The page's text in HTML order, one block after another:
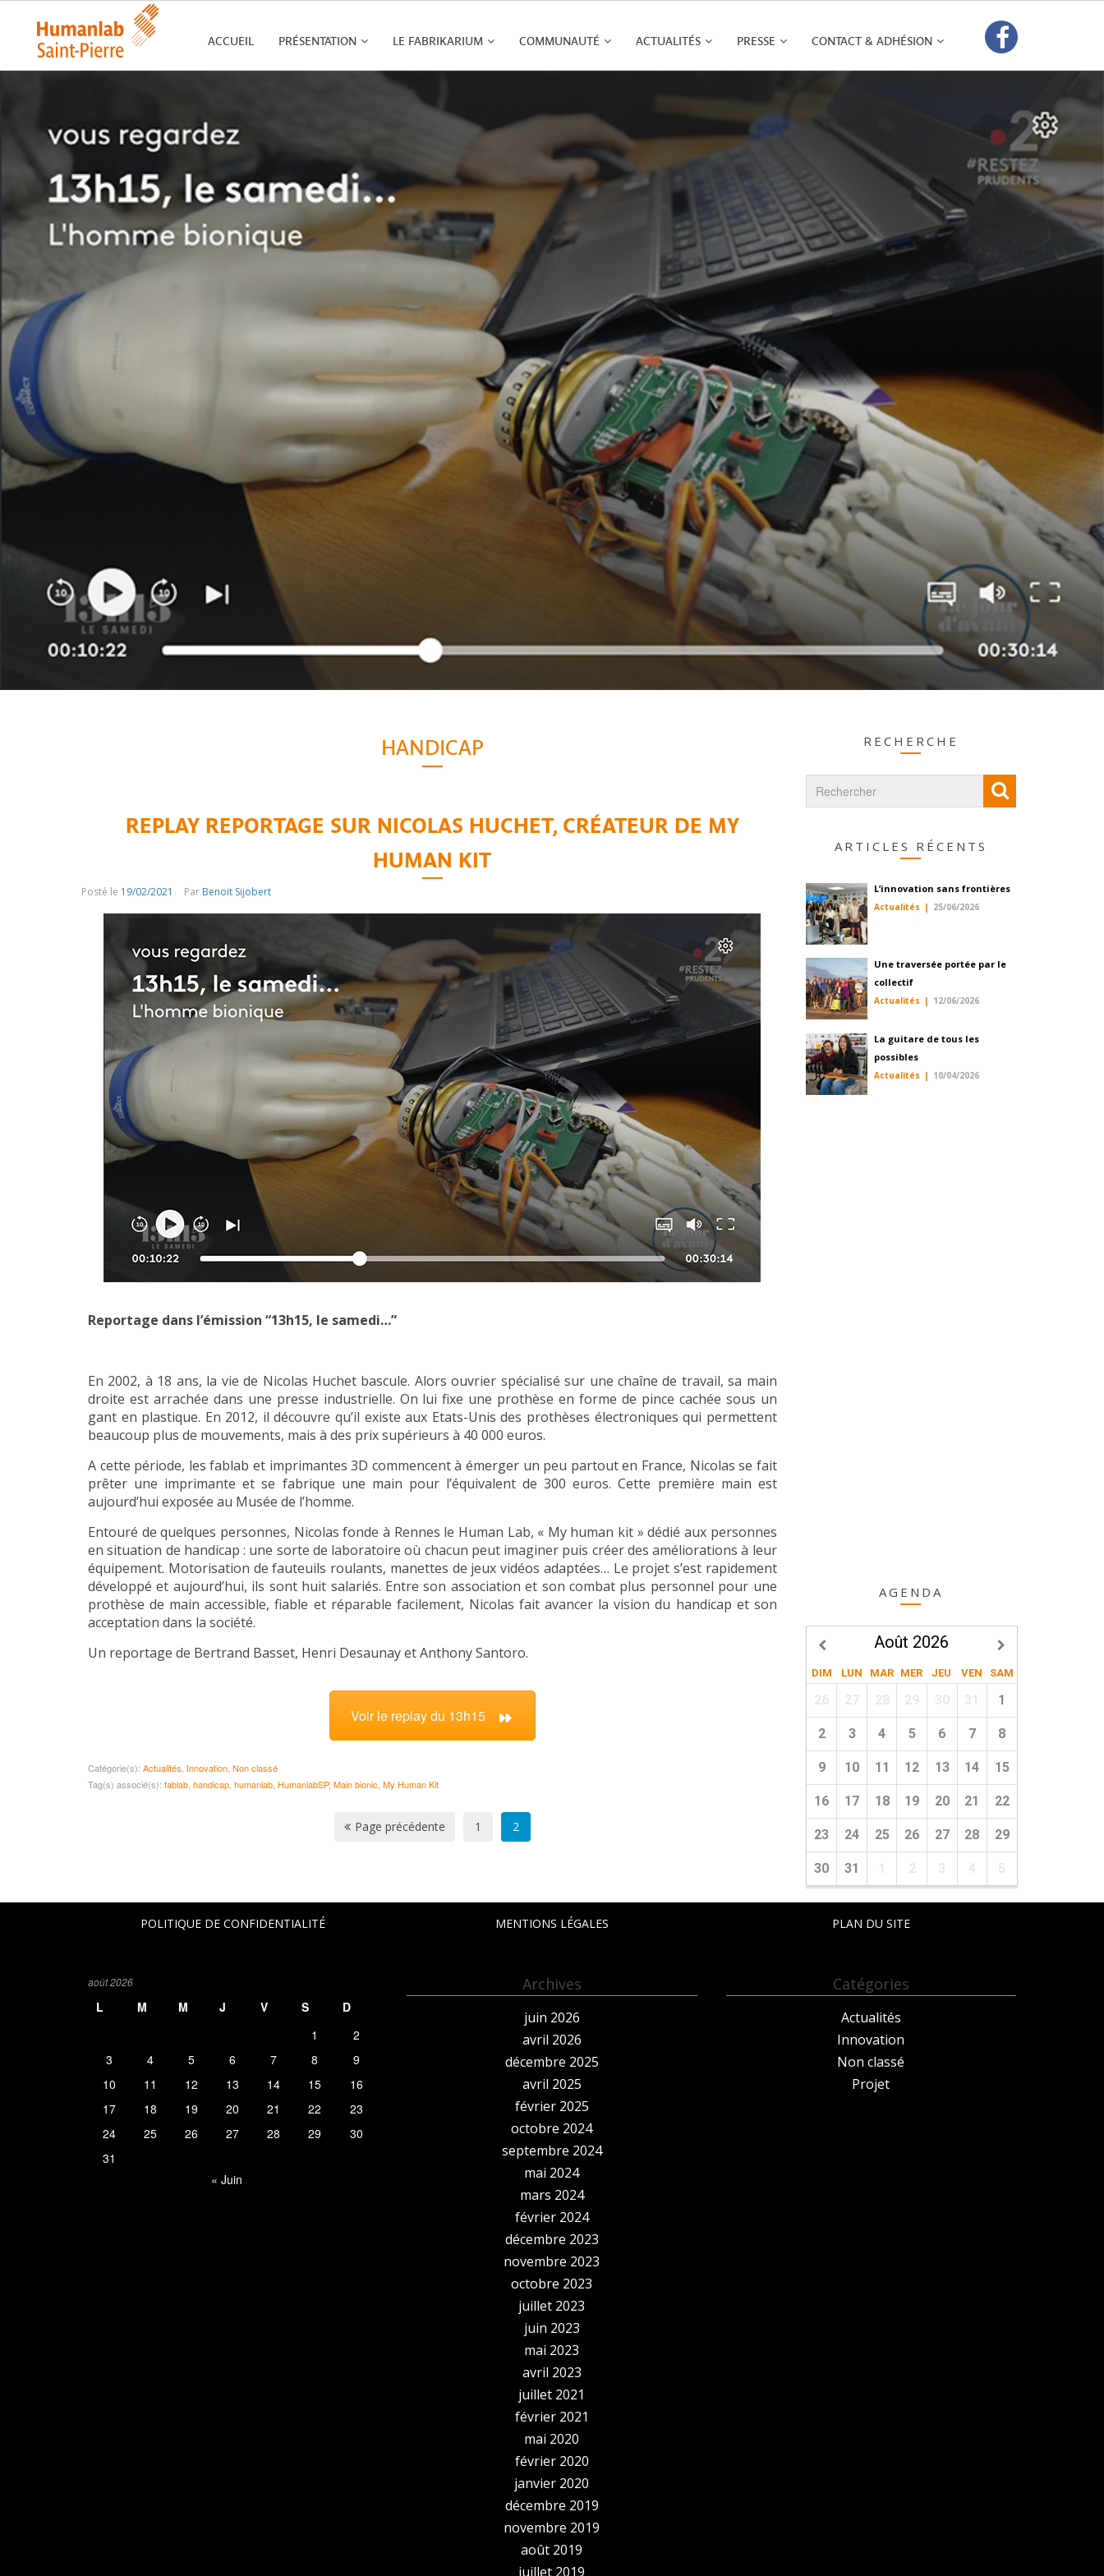
ACCUEIL PRÉSENTATION LE FABRIKARIUM COMMUNAUTÉ ACTUALITÉS PRESSE CONTACT & ADHÉSION
HANDICAP
REPLAY REPORTAGE SUR NICOLAS HUCHET, CRÉATEUR DE MY
HUMAN KIT
Posté le 19/02/2021 Par Benoit Sijobert
Reportage dans l’émission “13h15, le samedi…”
En 2002, à 18 ans, la vie de Nicolas Huchet bascule. Alors ouvrier spécialisé sur une chaîne de travail, sa main
droite est arrachée dans une presse industrielle. On lui fixe une prothèse en forme de pince cachée sous un
gant en plastique. En 2012, il découvre qu’il existe aux Etats-Unis des prothèses électroniques qui permettent
beaucoup plus de mouvements, mais à des prix supérieurs à 40 000 euros.
A cette période, les fablab et imprimantes 3D commencent à émerger un peu partout en France, Nicolas se fait
prêter une imprimante et se fabrique une main pour l’équivalent de 300 euros. Cette première main est
aujourd’hui exposée au Musée de l’homme.
Entouré de quelques personnes, Nicolas fonde à Rennes le Human Lab, « My human kit » dédié aux personnes
en situation de handicap : une sorte de laboratoire où chacun peut imaginer puis créer des améliorations à leur
équipement. Motorisation de fauteuils roulants, manettes de jeux vidéos adaptées… Le projet s’est rapidement
développé et aujourd’hui, ils sont huit salariés. Entre son association et son combat plus personnel pour une
prothèse de main accessible, fiable et réparable facilement, Nicolas fait avancer la vision du handicap et son
acceptation dans la société.
Un reportage de Bertrand Basset, Henri Desaunay et Anthony Santoro.
Voir le replay du 13h15
Catégorie(s): Actualités Innovation Non classé
Tag(s) associé(s): fablab handicap humanlab HumanlabSP, Main bionic My Human Kit
Page précédente 1 2
RECHERCHE
ARTICLES RÉCENTS
L’innovation sans frontières
Actualités 25/06/2026
Une traversée portée par le
collectif
Actualités 12/06/2026
La guitare de tous les
possibles
Actualités 10/04/2026
AGENDA
Août 2026
DIM LUN MAR MER JEU VEN SAM
1
2 3 4 5 6 7 8
9 10 11 12 13 14 15
16 17 18 19 20 21 22
23 24 25 26 27 28 29
30 31
POLITIQUE DE CONFIDENTIALITÉ
août 2026
L M M J V S
D
1
2
3
4 5 6 7 8
9
10
11 12 13 14 15
16
17
18 19 20 21 22
23
24
25 26 27 28 29
30
31
« Juin
MENTIONS LÉGALES
Archives
juin 2026
avril 2026
décembre 2025
avril 2025
février 2025
octobre 2024
septembre 2024
mai 2024
mars 2024
février 2024
décembre 2023
novembre 2023
octobre 2023
juillet 2023
juin 2023
mai 2023
avril 2023
juillet 2021
février 2021
mai 2020
février 2020
janvier 2020
décembre 2019
novembre 2019
août 2019
juillet 2019
PLAN DU SITE
Catégories
Actualités
Innovation
Non classé
Projet